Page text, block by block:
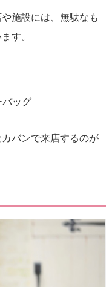
施設には、無駄なも
す。
バッグ
バンで来店するのが